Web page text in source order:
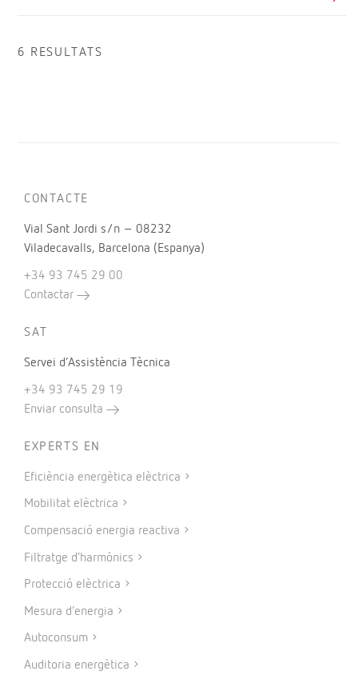
6 RESULTATS
CONTACTE
Vial Sant Jordi s/n – 08232
Viladecavalls, Barcelona (Espanya)
+34 93 745 29 00
Contactar
SAT
Servei d’Assistència Tècnica
+34 93 745 29 19
Enviar consulta
EXPERTS EN
Eficiència energètica elèctrica
Mobilitat elèctrica
Compensació energia reactiva
Filtratge d’harmònics
Protecció elèctrica
Mesura d’energia
Autoconsum
Auditoria energètica